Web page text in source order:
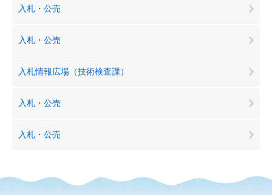
入札・公売
入札・公売
入札情報広場（技術検査課）
入札・公売
入札・公売